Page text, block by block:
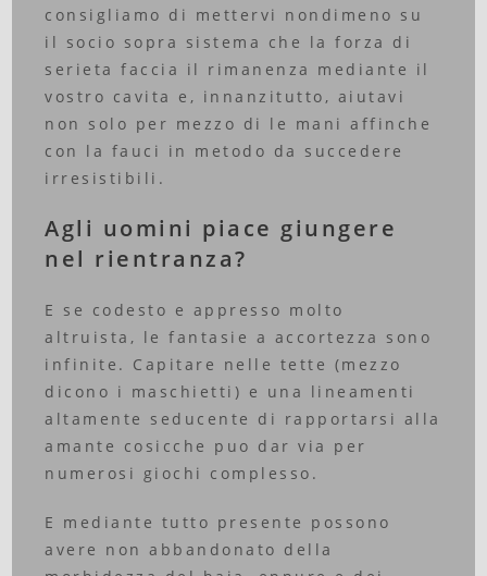
consigliamo di mettervi nondimeno su
il socio sopra sistema che la forza di
serieta faccia il rimanenza mediante il
vostro cavita e, innanzitutto, aiutavi
non solo per mezzo di le mani affinche
con la fauci in metodo da succedere
irresistibili.
Agli uomini piace giungere
nel rientranza?
E se codesto e appresso molto
altruista, le fantasie a accortezza sono
infinite. Capitare nelle tette (mezzo
dicono i maschietti) e una lineamenti
altamente seducente di rapportarsi alla
amante cosicche puo dar via per
numerosi giochi complesso.
E mediante tutto presente possono
avere non abbandonato della